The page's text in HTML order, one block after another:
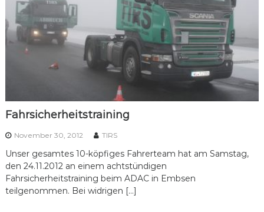
Fahrsicherheitstraining
November 30, 2012 TIRS
Unser gesamtes 10-köpfiges Fahrerteam hat am Samstag,
den 24.11.2012 an einem achtstündigen
Fahrsicherheitstraining beim ADAC in Embsen
teilgenommen. Bei widrigen […]